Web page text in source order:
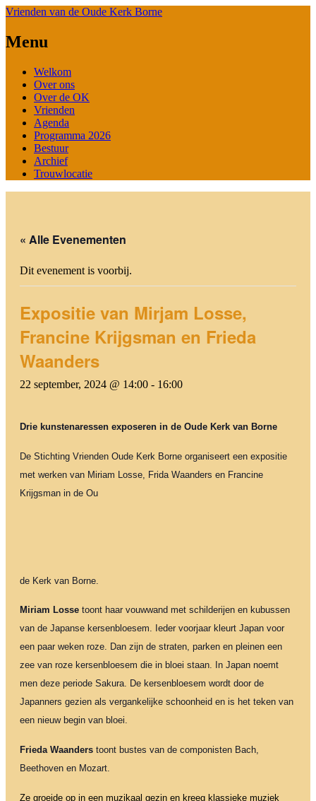
Vrienden van de Oude Kerk Borne
Menu
Spring
naar
inhoud
Welkom
Over ons
Over de OK
Vrienden
Agenda
Programma 2026
Bestuur
Archief
Trouwlocatie
« Alle Evenementen
Dit evenement is voorbij.
Expositie van Mirjam Losse,
Francine Krijgsman en Frieda
Waanders
22 september, 2024 @ 14:00 - 16:00
Drie kunstenaressen exposeren in de Oude Kerk van Borne
De Stichting Vrienden Oude Kerk Borne organiseert een expositie
met werken van Miriam Losse, Frida Waanders en Francine
Krijgsman in de Ou
de Kerk van Borne.
Miriam Losse toont haar vouwwand met schilderijen en kubussen
van de Japanse kersenbloesem. Ieder voorjaar kleurt Japan voor
een paar weken roze. Dan zijn de straten, parken en pleinen een
zee van roze kersenbloesem die in bloei staan. In Japan noemt
men deze periode Sakura. De kersenbloesem wordt door de
Japanners gezien als vergankelijke schoonheid en is het teken van
een nieuw begin van bloei.
Frieda Waanders toont bustes van de componisten Bach,
Beethoven en Mozart.
Ze groeide op in een muzikaal gezin en kreeg klassieke muziek